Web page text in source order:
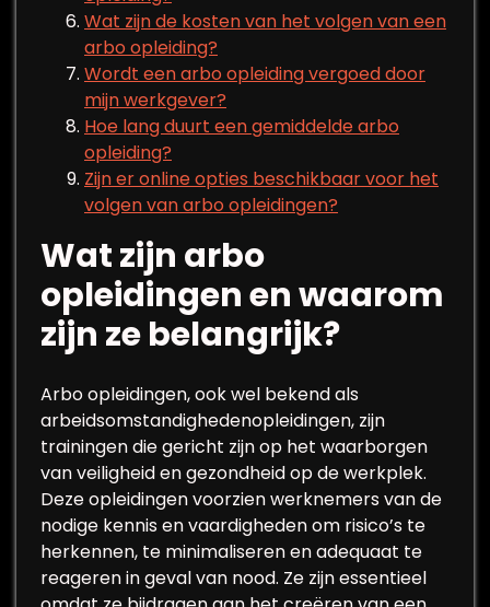
Wat zijn de kosten van het volgen van een
arbo opleiding?
Wordt een arbo opleiding vergoed door
mijn werkgever?
Hoe lang duurt een gemiddelde arbo
opleiding?
Zijn er online opties beschikbaar voor het
volgen van arbo opleidingen?
Wat zijn arbo
opleidingen en waarom
zijn ze belangrijk?
Arbo opleidingen, ook wel bekend als
arbeidsomstandighedenopleidingen, zijn
trainingen die gericht zijn op het waarborgen
van veiligheid en gezondheid op de werkplek.
Deze opleidingen voorzien werknemers van de
nodige kennis en vaardigheden om risico’s te
herkennen, te minimaliseren en adequaat te
reageren in geval van nood. Ze zijn essentieel